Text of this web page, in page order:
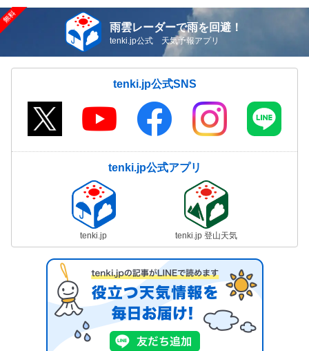
雨雲レーダーで雨を回避！
tenki.jp公式 天気予報アプリ
tenki.jp公式SNS
tenki.jp公式アプリ
tenki.jp tenki.jp 登山天気